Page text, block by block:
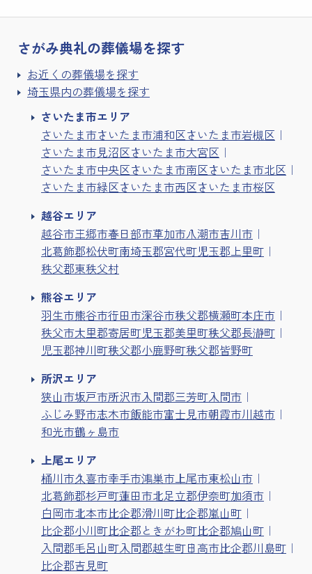
さがみ典礼の葬儀場を探す
お近くの葬儀場を探す
埼玉県内の葬儀場を探す
さいたま市エリア
さいたま市さいたま市浦和区さいたま市岩槻区
さいたま市見沼区さいたま市大宮区
さいたま市中央区さいたま市南区さいたま市北区
さいたま市緑区さいたま市西区さいたま市桜区
越谷エリア
越谷市三郷市春日部市草加市八潮市吉川市
北葛飾郡松伏町南埼玉郡宮代町児玉郡上里町
秩父郡東秩父村
熊谷エリア
羽生市熊谷市行田市深谷市秩父郡横瀬町本庄市
秩父市大里郡寄居町児玉郡美里町秩父郡長瀞町
児玉郡神川町秩父郡小鹿野町秩父郡皆野町
所沢エリア
狭山市坂戸市所沢市入間郡三芳町入間市
ふじみ野市志木市飯能市富士見市朝霞市川越市
和光市鶴ヶ島市
上尾エリア
桶川市久喜市幸手市鴻巣市上尾市東松山市
北葛飾郡杉戸町蓮田市北足立郡伊奈町加須市
白岡市北本市比企郡滑川町比企郡嵐山町
比企郡小川町比企郡ときがわ町比企郡鳩山町
入間郡毛呂山町入間郡越生町日高市比企郡川島町
比企郡吉見町